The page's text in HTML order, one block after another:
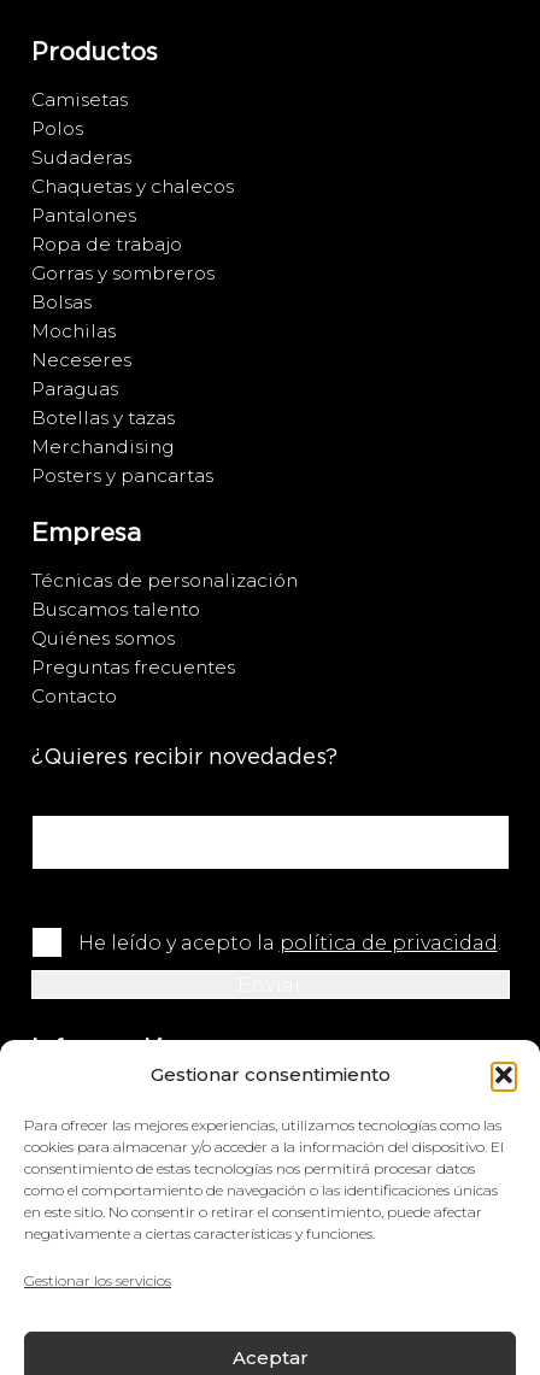
Gestionar consentimiento
Para ofrecer las mejores experiencias, utilizamos tecnologías como las
cookies para almacenar y/o acceder a la información del dispositivo. El
consentimiento de estas tecnologías nos permitirá procesar datos
como el comportamiento de navegación o las identificaciones únicas
en este sitio. No consentir o retirar el consentimiento, puede afectar
negativamente a ciertas características y funciones.
Gestionar los servicios
Aceptar
Productos
Camisetas
Polos
Sudaderas
Chaquetas y chalecos
Pantalones
Ropa de trabajo
Gorras y sombreros
Bolsas
Mochilas
Neceseres
Paraguas
Botellas y tazas
Merchandising
Posters y pancartas
Empresa
Técnicas de personalización
Buscamos talento
Quiénes somos
Preguntas frecuentes
Contacto
¿Quieres recibir novedades?
He leído y acepto la política de privacidad.
Información
info@impretex.com
Síguenos en redes sociales